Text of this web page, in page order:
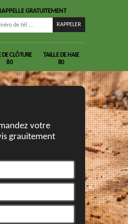
GRATUITEMENT
DE CLÔTURE
80
TAILLE DE HAIE
80
votre
grauitement